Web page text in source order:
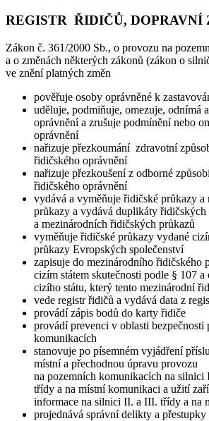
REGISTR ŘIDIČŮ, DOPRAVNÍ
Zákon č. 361/2000 Sb., o provozu na
a o změnách některých zákonů (zákon o
ve znění platných změn
pověřuje osoby oprávněné k
uděluje, podmiňuje, omezuje, odnímá
oprávnění a zrušuje podmínění nebo
oprávnění
nařizuje přezkoumání zdravotní
řidičského oprávnění
nařizuje přezkoušení z odborné
řidičského oprávnění
vydává a vyměňuje řidičské průkazy a
průkazy a vydává duplikáty řidičských
a mezinárodních řidičských průkazů
vyměňuje řidičské průkazy vydané
průkazy Evropských společenství
zapisuje do mezinárodního řidičského
cizím státem skutečnosti podle § 107 a
cizího státu, který tento mezinárodní
vede registr řidičů a vydává data z
provádí zápis bodů do karty řidiče
provádí prevenci v oblasti bezpečnosti
komunikacích
stanovuje po písemném vyjádření
místní a přechodnou úpravu provozu
na pozemních komunikacích na silnici
třídy a na místní komunikaci a užití
informace na silnici II. a III. třídy a na
projednává správní delikty a přestupky